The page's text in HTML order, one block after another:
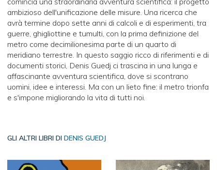
ambizioso dell'unificazione delle misure. Una ricerca che
avrà termine dopo sette anni di calcoli e di esperimenti, tra
guerre, ghigliottine e tumulti, con la prima definizione del
metro come decimilionesima parte di un quarto di
meridiano terrestre. In questo saggio ricco di riferimenti e di
documenti storici, Denis Guedj ci trascina in una lunga e
affascinante avventura scientifica, dove si scontrano
uomini, idee e interessi. Ma con un lieto fine: il metro trionfa
e s'impone migliorando la vita di tutti noi.
GLI ALTRI LIBRI DI DENIS GUEDJ